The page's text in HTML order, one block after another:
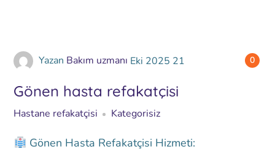
0
Yazan Bakım uzmanı Eki 2025 21
Gönen hasta refakatçisi
Hastane refakatçisi Kategorisiz
Gönen Hasta Refakatçisi Hizmeti: